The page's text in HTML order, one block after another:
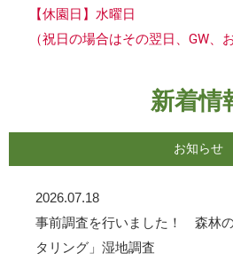
【休園日】水曜日
（祝日の場合はその翌日、GW、
新着情
お知らせ
2026.07.18
事前調査を行いました！ 森林
タリング」湿地調査